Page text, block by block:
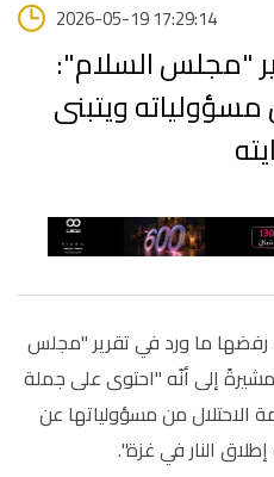
2026-05-19 17:29:14
"مجلس السلام":
ويتبنى
رفضها ما ورد في تقرير "مجلس
إلى أنّه "احتوى على جملة
من مسؤولياتها عن
النار في غزة".